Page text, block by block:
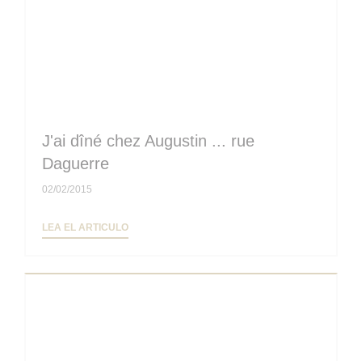
J'ai dîné chez Augustin ... rue
Daguerre
02/02/2015
LEA EL ARTICULO((ABRE EN UNA NUEVA VENTANA))